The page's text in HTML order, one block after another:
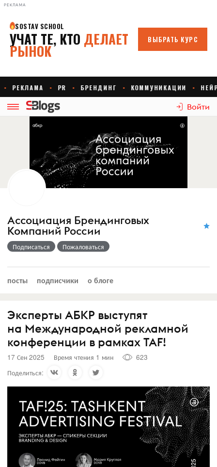
РЕКЛАМА
Войти
Ассоциация Брендинговых
Компаний России
Подписаться Пожаловаться
посты подписчики о блоге
Эксперты АБКР выступят
на Международной рекламной
конференции в рамках ТАF!
17 Сен 2025 Время чтения 1 мин
623
Поделиться: